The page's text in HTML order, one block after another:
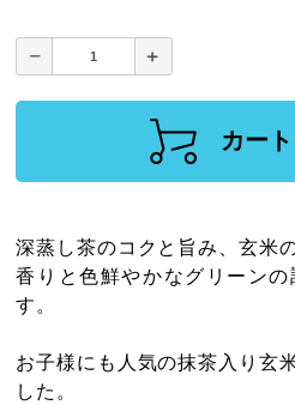
カー
深蒸し茶のコクと旨み、玄米
香りと色鮮やかなグリーン
す。
お子様にも人気の抹茶入り玄
した。